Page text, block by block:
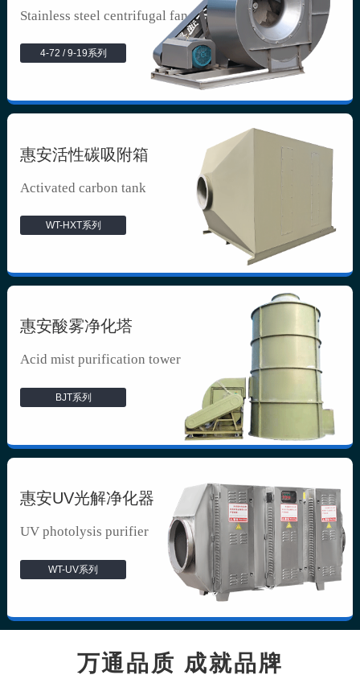
Stainless steel centrifugal fan
4-72 / 9-19系列
惠安活性碳吸附箱
Activated carbon tank
WT-HXT系列
惠安酸雾净化塔
Acid mist purification tower
BJT系列
惠安UV光解净化器
UV photolysis purifier
WT-UV系列
万通品质 成就品牌